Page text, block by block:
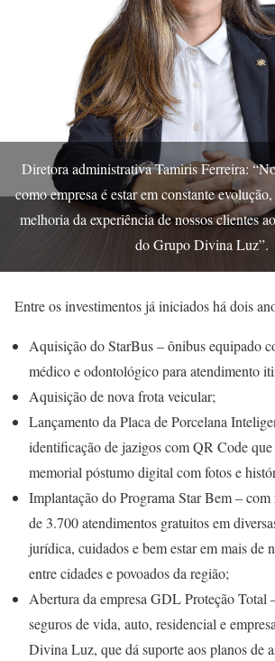
Diretora administrativa Tamiris Ferreira:
como empresa é estar em constante
melhoria da experiência de nossos clientes
do Grupo Divina Luz”.
Entre os investimentos já iniciados há dois
Aquisição do StarBus – ônibus equipado
médico e odontológico para atendimento
Aquisição de nova frota veicular;
Lançamento da Placa de Porcelana
identificação de jazigos com QR Code que
memorial póstumo digital com fotos e
Implantação do Programa Star Bem – com
de 3.700 atendimentos gratuitos em
jurídica, cuidados e bem estar em mais de
entre cidades e povoados da região;
Abertura da empresa GDL Proteção Total
seguros de vida, auto, residencial e
Divina Luz, que dá suporte aos planos de